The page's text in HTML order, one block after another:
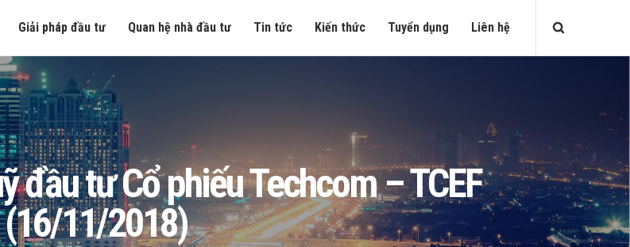
Giải pháp đầu tư Quan hệ nhà đầu tư Tin tức Kiến thức Tuyển dụng Liên hệ
đầu tư Cổ phiếu Techcom – TCEF
(16/11/2018)